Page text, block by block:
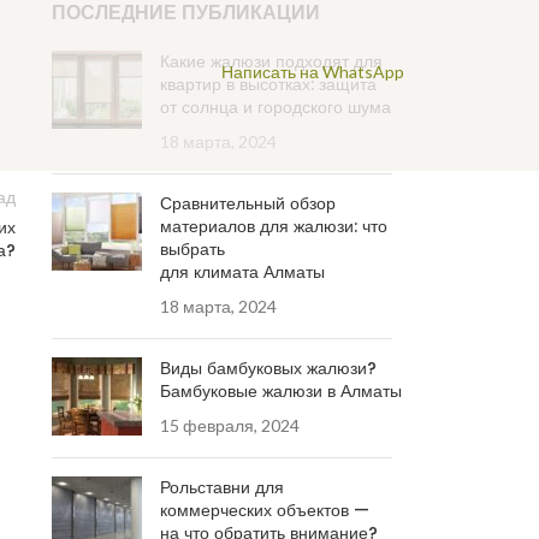
Написать на WhatsApp
ПОСЛЕДНИЕ ПУБЛИКАЦИИ
Какие жалюзи подходят для
квартир в высотках: защита
от солнца и городского шума
18 марта, 2024
Сравнительный обзор
материалов для жалюзи: что
выбрать
для климата Алматы
18 марта, 2024
Виды бамбуковых жалюзи?
Бамбуковые жалюзи в Алматы
15 февраля, 2024
Рольставни для
коммерческих объектов —
на что обратить внимание?